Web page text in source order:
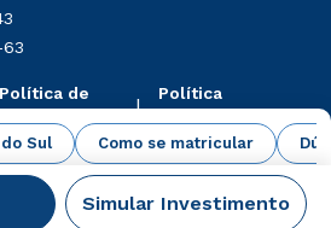
Sul Como se matricular
Simular Investimento
63
Política de
Cookies
Política
Ambiental